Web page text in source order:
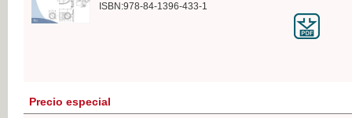
ISBN:978-84-1396-433-1
Precio especial